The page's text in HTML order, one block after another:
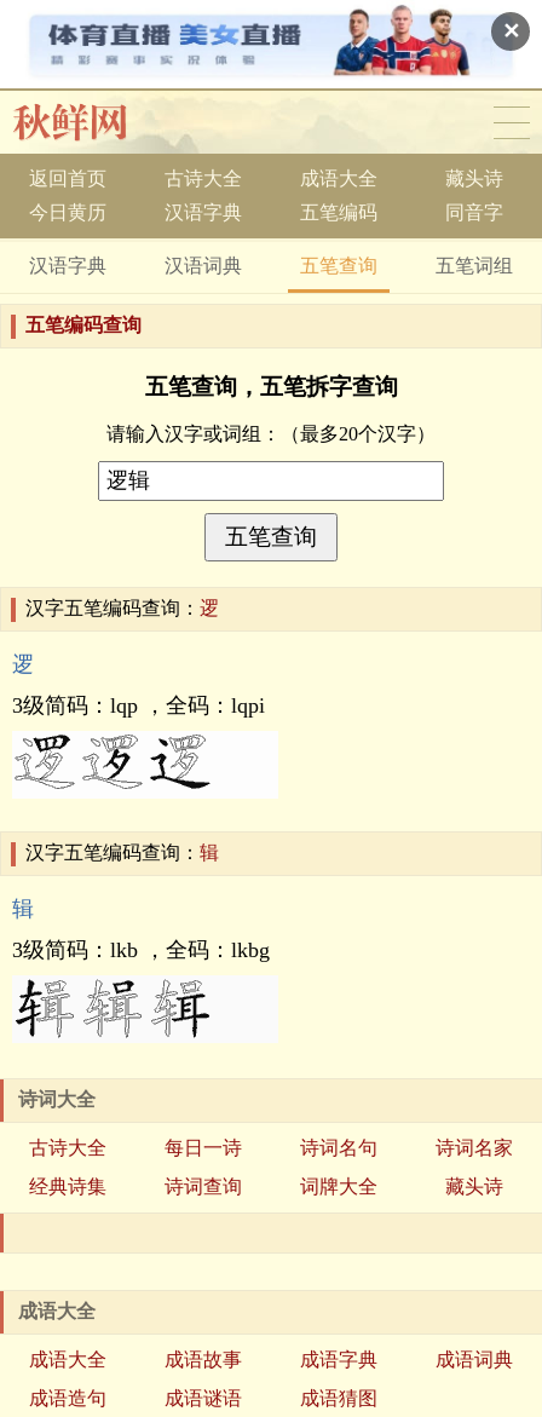
✕
返回首页 古诗大全 成语大全
藏头诗
今日黄历
汉语字典 五笔编码 同音字
汉语字典 汉语词典 五笔查询 五笔词组
五笔编码查询
五笔查询，五笔拆字查询
请输入汉字或词组： （最多20个汉字）
汉字五笔编码查询： 逻
逻
3级简码： lqp ，全码： lqpi
汉字五笔编码查询： 辑
辑
3级简码： lkb ，全码： lkbg
诗词大全
古诗大全 每日一诗 诗词名句
诗词名家
经典诗集
诗词查询 词牌大全 藏头诗
成语大全
成语大全 成语故事 成语字典
成语词典
成语造句
成语谜语 成语猜图